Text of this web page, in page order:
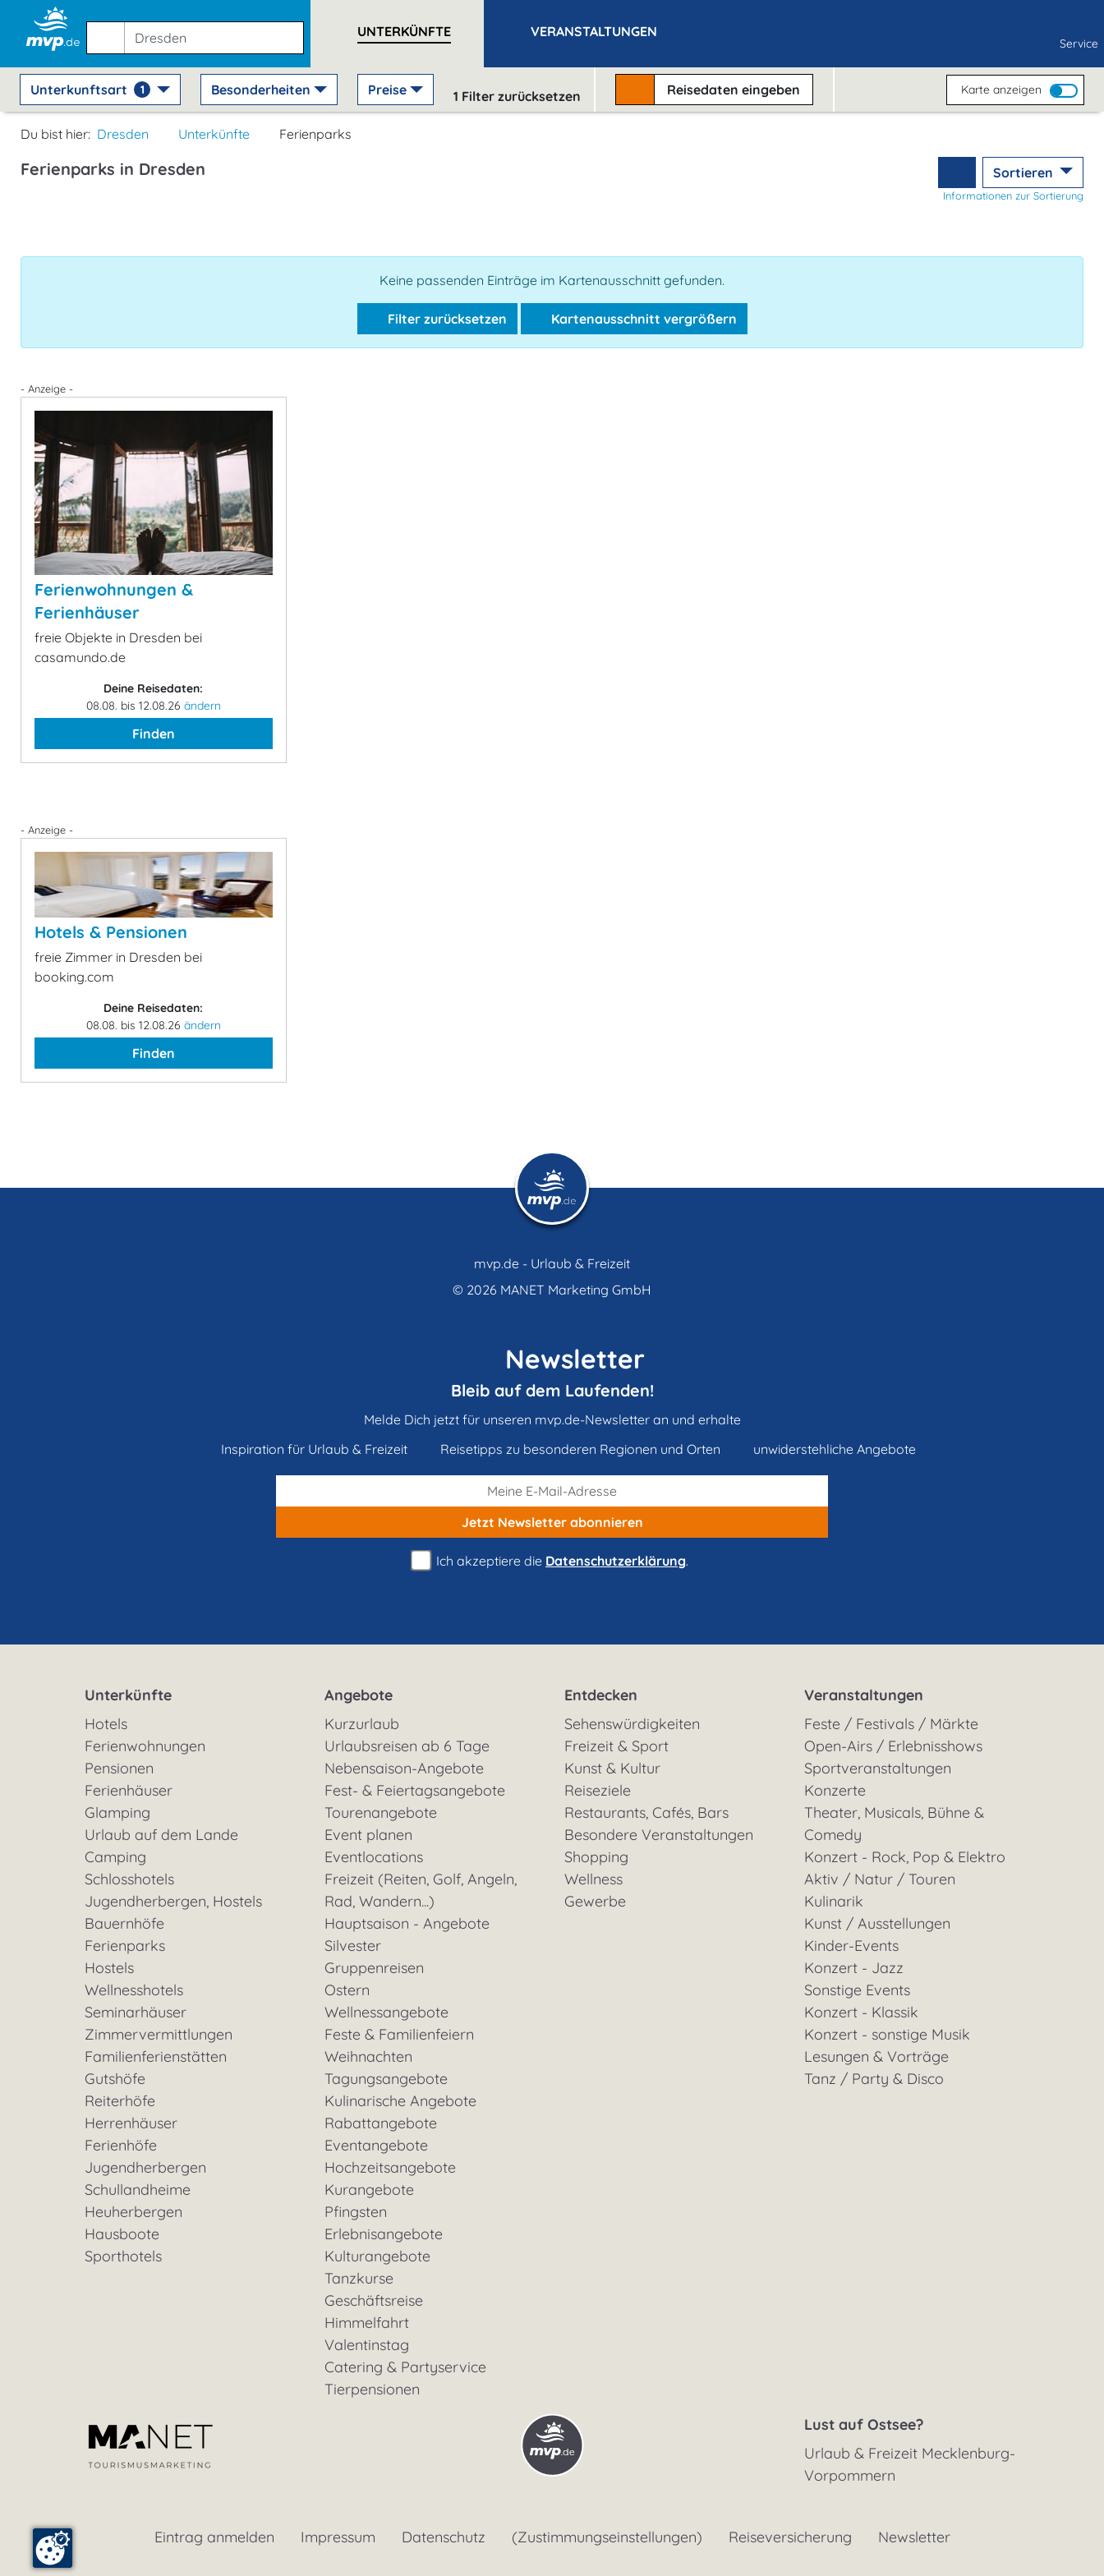
UNTERKÜNFTE VERANSTALTUNGEN
Service
Unterkunftsart 1 Besonderheiten Preise 1 Filter zurücksetzen Reisedateneingeben Karte anzeigen
Du bist hier: Dresden Unterkünfte Ferienparks
Ferienparks in Dresden Sortieren
Informationen zur Sortierung
Keine passenden Einträge im Kartenausschnitt gefunden.
Filter zurücksetzen Kartenausschnitt vergrößern
- Anzeige -
Ferienwohnungen &
Ferienhäuser
freie Objekte in Dresden bei
casamundo.de
Deine Reisedaten:
08.08. bis 12.08.26 ändern
Finden
- Anzeige -
Hotels & Pensionen
freie Zimmer in Dresden bei
booking.com
Deine Reisedaten:
08.08. bis 12.08.26 ändern
Finden
mvp.de - Urlaub & Freizeit
© 2026 MANET Marketing GmbH
Newsletter
Bleib auf dem Laufenden!
Melde Dich jetzt für unseren mvp.de-Newsletter an und erhalte
Inspiration für Urlaub & Freizeit
Reisetipps zu besonderen Regionen und Orten unwiderstehliche Angebote
Jetzt Newsletterabonnieren
Ich akzeptiere die Datenschutzerklärung.
Unterkünfte
Hotels
Ferienwohnungen
Pensionen
Ferienhäuser
Glamping
Urlaub auf dem Lande
Camping
Schlosshotels
Jugendherbergen, Hostels
Bauernhöfe
Ferienparks
Hostels
Wellnesshotels
Seminarhäuser
Zimmervermittlungen
Familienferienstätten
Gutshöfe
Reiterhöfe
Herrenhäuser
Ferienhöfe
Jugendherbergen
Schullandheime
Heuherbergen
Hausboote
Sporthotels
Angebote
Kurzurlaub
Urlaubsreisen ab 6 Tage
Nebensaison-Angebote
Fest- & Feiertagsangebote
Tourenangebote
Event planen
Eventlocations
Freizeit (Reiten, Golf, Angeln,
Rad, Wandern...)
Hauptsaison - Angebote
Silvester
Gruppenreisen
Ostern
Wellnessangebote
Feste & Familienfeiern
Weihnachten
Tagungsangebote
Kulinarische Angebote
Rabattangebote
Eventangebote
Hochzeitsangebote
Kurangebote
Pfingsten
Erlebnisangebote
Kulturangebote
Tanzkurse
Geschäftsreise
Himmelfahrt
Valentinstag
Catering & Partyservice
Tierpensionen
Entdecken
Sehenswürdigkeiten
Freizeit & Sport
Kunst & Kultur
Reiseziele
Restaurants, Cafés, Bars
Besondere Veranstaltungen
Shopping
Wellness
Gewerbe
Veranstaltungen
Feste / Festivals / Märkte
Open-Airs / Erlebnisshows
Sportveranstaltungen
Konzerte
Theater, Musicals, Bühne &
Comedy
Konzert - Rock, Pop & Elektro
Aktiv / Natur / Touren
Kulinarik
Kunst / Ausstellungen
Kinder-Events
Konzert - Jazz
Sonstige Events
Konzert - Klassik
Konzert - sonstige Musik
Lesungen & Vorträge
Tanz / Party & Disco
Lust auf Ostsee?
Urlaub & Freizeit Mecklenburg-
Vorpommern
Eintrag anmelden Impressum Datenschutz (Zustimmungseinstellungen) Reiseversicherung Newsletter